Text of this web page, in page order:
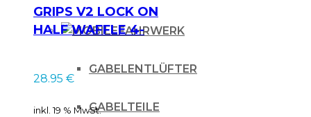
FAHRWERK
GABELENTLÜFTER
GABELTEILE
GRIPS V2 LOCK ON
HALF WAFFLE 4-
28.95 €
inkl. 19 % MwSt.